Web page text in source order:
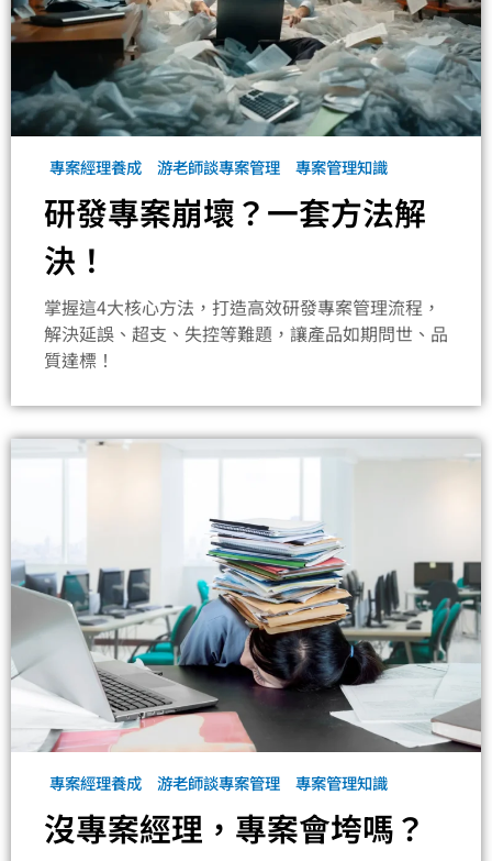
專案經理養成 游老師談專案管理 專案管理知識
研發專案崩壞？一套方法解
決！
掌握這4大核心方法，打造高效研發專案管理流程，
解決延誤、超支、失控等難題，讓產品如期問世、品
質達標！
專案經理養成 游老師談專案管理 專案管理知識
沒專案經理，專案會垮嗎？